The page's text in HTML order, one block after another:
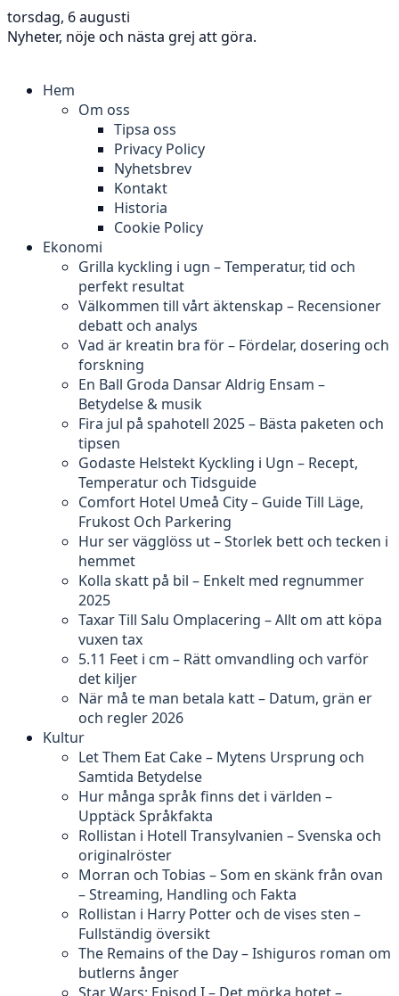
torsdag, 6 augusti
Nyheter, nöje och nästa grej att göra.
Hem
Om oss
Tipsa oss
Privacy Policy
Nyhetsbrev
Kontakt
Historia
Cookie Policy
Ekonomi
Grilla kyckling i ugn – Temperatur, tid och
perfekt resultat
Välkommen till vårt äktenskap – Recensioner
debatt och analys
Vad är kreatin bra för – Fördelar, dosering och
forskning
En Ball Groda Dansar Aldrig Ensam –
Betydelse & musik
Fira jul på spahotell 2025 – Bästa paketen och
tipsen
Godaste Helstekt Kyckling i Ugn – Recept,
Temperatur och Tidsguide
Comfort Hotel Umeå City – Guide Till Läge,
Frukost Och Parkering
Hur ser vägglöss ut – Storlek bett och tecken i
hemmet
Kolla skatt på bil – Enkelt med regnummer
2025
Taxar Till Salu Omplacering – Allt om att köpa
vuxen tax
5.11 Feet i cm – Rätt omvandling och varför
det kiljer
När må te man betala katt – Datum, grän er
och regler 2026
Kultur
Let Them Eat Cake – Mytens Ursprung och
Samtida Betydelse
Hur många språk finns det i världen –
Upptäck Språkfakta
Rollistan i Hotell Transylvanien – Svenska och
originalröster
Morran och Tobias – Som en skänk från ovan
– Streaming, Handling och Fakta
Rollistan i Harry Potter och de vises sten –
Fullständig översikt
The Remains of the Day – Ishiguros roman om
butlerns ånger